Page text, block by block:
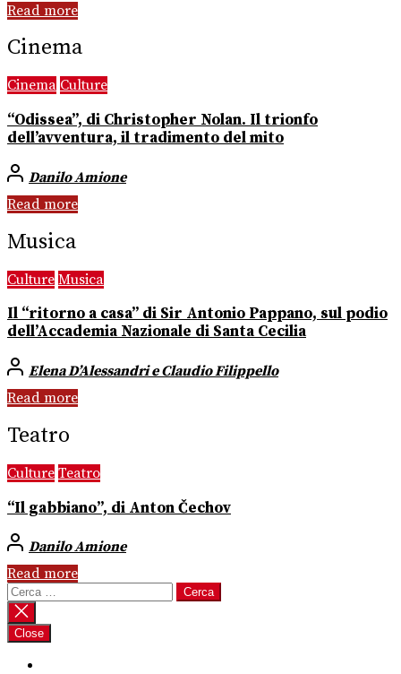
Read more
Cinema
Cinema Culture
“Odissea”, di Christopher Nolan. Il trionfo
dell’avventura, il tradimento del mito
Danilo Amione
Read more
Musica
Culture Musica
Il “ritorno a casa” di Sir Antonio Pappano, sul podio
dell’Accademia Nazionale di Santa Cecilia
Elena D’Alessandri e Claudio Filippello
Read more
Teatro
Culture Teatro
“Il gabbiano”, di Anton Čechov
Danilo Amione
Read more
Ricerca
per:
Close